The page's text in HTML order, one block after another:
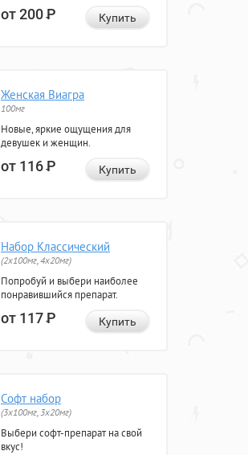
от 200Р Купить
Женская Виагра
100мг
Новые, яркие ощущения для
девушек и женщин.
от 116Р Купить
Набор Классический
(2x100мг, 4x20мг)
Попробуй и выбери наиболее
понравившийся препарат.
от 117Р Купить
Софт набор
(3x100мг, 3x20мг)
Выбери софт-препарат на свой
вкус!